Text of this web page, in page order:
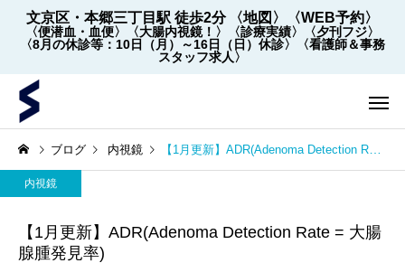
文京区・本郷三丁目駅 徒歩2分 〈地図〉 〈WEB予約〉
〈便潜血・血便〉 〈大腸内視鏡！〉 〈診療実績〉
〈夕刊フジ〉
〈8月の休診等：10日（月）～16日（日）休診〉
〈看護師＆事務
スタッフ求人〉
ブログ 内視鏡 【1月更新】ADR(Adenoma Detection Rate = 大腸腺腫発見率)
内視鏡
【1月更新】ADR(Adenoma Detection Rate = 大腸
腺腫発見率)